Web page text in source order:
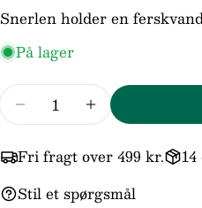
Snerlen holder en
På lager
Reducer mængden
Forøg
Fri fragt over 499 kr.
Stil et spørgsmål
Din
besked
Felterne markeret med *